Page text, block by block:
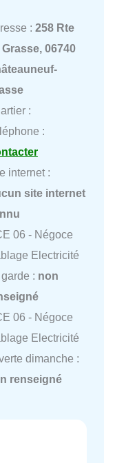
: 258 Rte
06740
:
:
internet :
site internet
06 - Négoce
Electricité
: non
06 - Négoce
Electricité
dimanche :
renseigné